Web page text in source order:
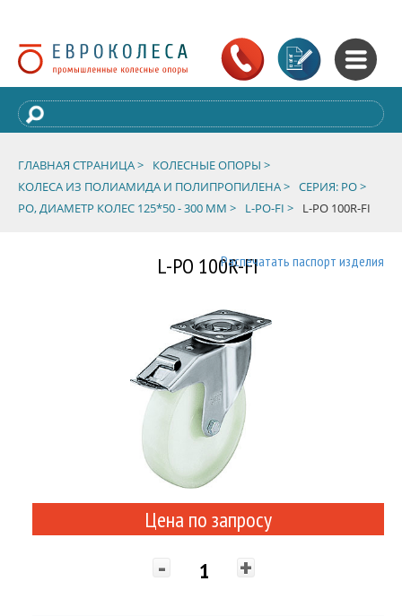
ГЛАВНАЯ СТРАНИЦА >
КОЛЕСНЫЕ ОПОРЫ >
КОЛЕСА ИЗ ПОЛИАМИДА И ПОЛИПРОПИЛЕНА > СЕРИЯ: PO >
PO, ДИАМЕТР КОЛЕС 125*50 - 300 ММ >
L-PO-FI > L-PO 100R-FI
L-PO 100R-FIРаспечатать паспорт изделия
Цена по запросу
- +